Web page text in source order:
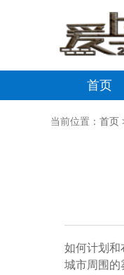
首页
当前位置： 首页
如何计划和
城市周围的